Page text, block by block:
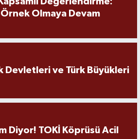
Olmaya Devam
Devletleri ve Türk Büyükleri
Diyor! TOKİ Köprüsü Acil